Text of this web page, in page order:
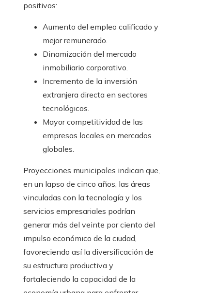
positivos:
Aumento del empleo calificado y
mejor remunerado.
Dinamización del mercado
inmobiliario corporativo.
Incremento de la inversión
extranjera directa en sectores
tecnológicos.
Mayor competitividad de las
empresas locales en mercados
globales.
Proyecciones municipales indican que,
en un lapso de cinco años, las áreas
vinculadas con la tecnología y los
servicios empresariales podrían
generar más del veinte por ciento del
impulso económico de la ciudad,
favoreciendo así la diversificación de
su estructura productiva y
fortaleciendo la capacidad de la